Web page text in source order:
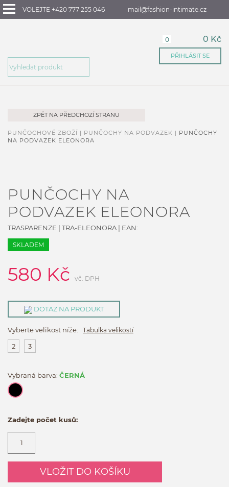
VOLEJTE +420 777 255 046 mail@fashion-intimate.cz
0 0 Kč
PŘIHLÁSIT SE
ZPĚT NA PŘEDCHOZÍ STRANU
PUNČOCHOVÉ ZBOŽÍ | PUNČOCHY NA PODVAZEK | PUNČOCHY
NA PODVAZEK ELEONORA
PUNČOCHY NA
PODVAZEK ELEONORA
TRASPARENZE | TRA-ELEONORA | EAN:
SKLADEM
580 Kč vč. DPH
DOTAZ NA PRODUKT
Vyberte velikost níže: Tabulka velikostí
2 3
Vybraná barva: ČERNÁ
Zadejte počet kusů:
VLOŽIT DO KOŠÍKU